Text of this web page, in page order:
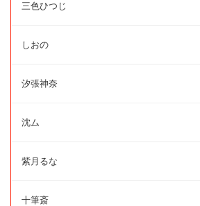
三色ひつじ
しおの
汐張神奈
沈ム
紫月るな
十筆斎